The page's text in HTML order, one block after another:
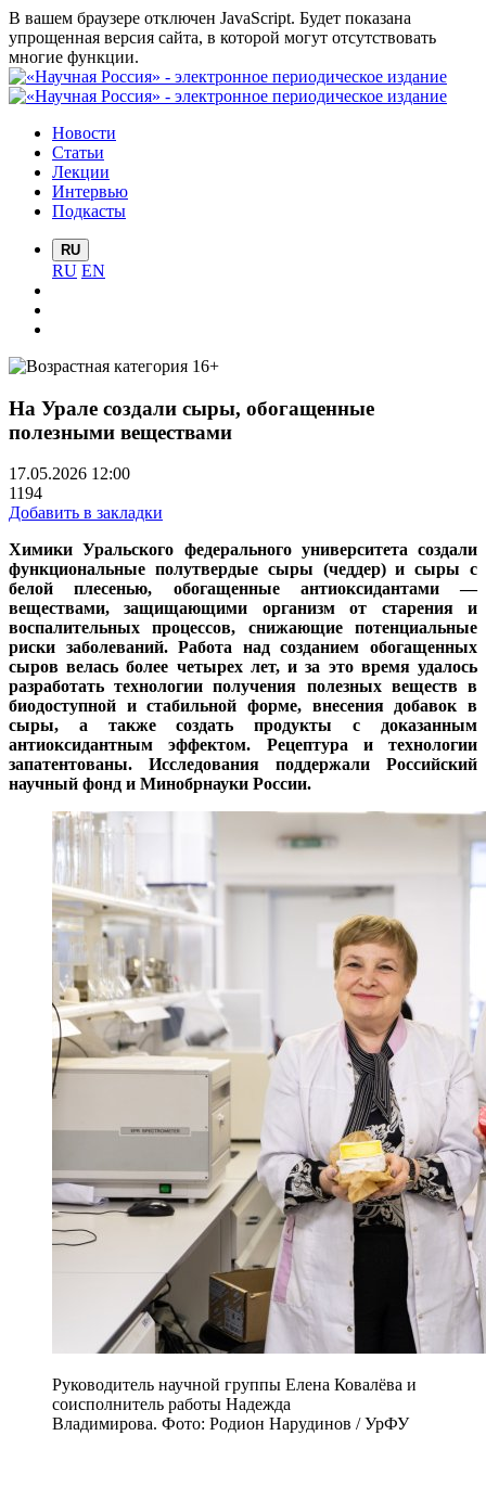
В вашем браузере отключен JavaScript. Будет показана
упрощенная версия сайта, в которой могут отсутствовать
многие функции.
Новости
Статьи
Лекции
Интервью
Подкасты
RU
RU EN
На Урале создали сыры, обогащенные
полезными веществами
17.05.2026 12:00
1194
Добавить в закладки
Химики Уральского федерального университета создали
функциональные полутвердые сыры (чеддер) и сыры с
белой плесенью, обогащенные антиоксидантами —
веществами, защищающими организм от старения и
воспалительных процессов, снижающие потенциальные
риски заболеваний. Работа над созданием обогащенных
сыров велась более четырех лет, и за это время удалось
разработать технологии получения полезных веществ в
биодоступной и стабильной форме, внесения добавок в
сыры, а также создать продукты с доказанным
антиоксидантным эффектом. Рецептура и технологии
запатентованы. Исследования поддержали Российский
научный фонд и Минобрнауки России.
Руководитель научной группы Елена Ковалёва и
соисполнитель работы Надежда
Владимирова. Фото: Родион Нарудинов / УрФУ